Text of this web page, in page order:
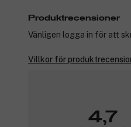
Produktrecensioner
Vänligen logga in för att
Villkor för
4,7